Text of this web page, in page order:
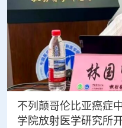
不列颠哥伦比亚癌症
学院放射医学研究所